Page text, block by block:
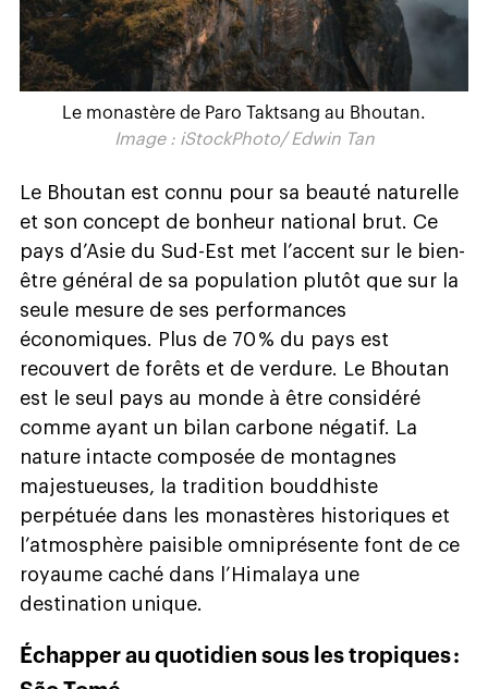
Le monastère de Paro Taktsang au Bhoutan.
Image : iStockPhoto/ Edwin Tan
Le Bhoutan est connu pour sa beauté naturelle
et son concept de bonheur national brut. Ce
pays d’Asie du Sud-Est met l’accent sur le bien-
être général de sa population plutôt que sur la
seule mesure de ses performances
économiques. Plus de 70 % du pays est
recouvert de forêts et de verdure. Le Bhoutan
est le seul pays au monde à être considéré
comme ayant un bilan carbone négatif. La
nature intacte composée de montagnes
majestueuses, la tradition bouddhiste
perpétuée dans les monastères historiques et
l’atmosphère paisible omniprésente font de ce
royaume caché dans l’Himalaya une
destination unique.
Échapper au quotidien sous les tropiques :